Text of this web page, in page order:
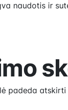
naudotis ir
atskirti